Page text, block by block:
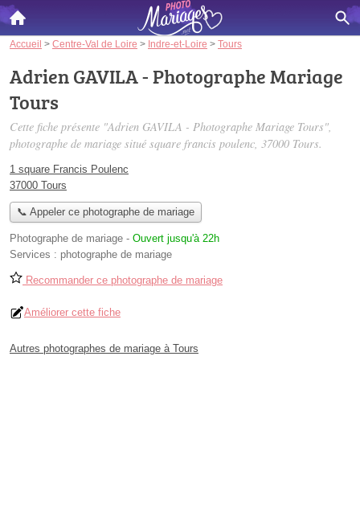
Accueil > Centre-Val de Loire > Indre-et-Loire > Tours
Adrien GAVILA - Photographe Mariage
Tours
Cette fiche présente "Adrien GAVILA - Photographe Mariage Tours",
photographe de mariage situé square francis poulenc, 37000 Tours.
1 square Francis Poulenc
37000 Tours
📞 Appeler ce photographe de mariage
Photographe de mariage - Ouvert jusqu'à 22h
Services : photographe de mariage
Recommander ce photographe de mariage
Améliorer cette fiche
Autres photographes de mariage à Tours